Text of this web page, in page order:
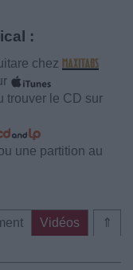
:
chez
trouver le CD sur
une partition au
⇑
Vidéos